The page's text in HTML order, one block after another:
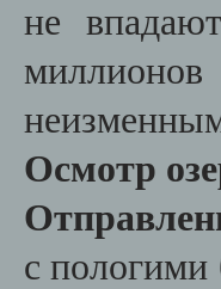
не
Осмотр
с пологими